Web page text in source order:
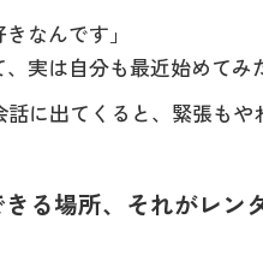
なんです」
実は自分も最近始めてみ
に出てくると、緊張も
る場所、それがレン